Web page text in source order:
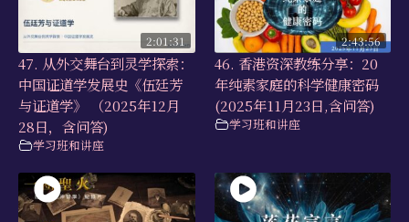
2:01:31
47. 从外交舞台到灵学探索：
中国证道学发展史《伍廷芳
与证道学》 （2025年12月
28日，含问答)
学习班和讲座
2:43:56
46. 香港资深教练分享：20
年纯素家庭的科学健康密码
(2025年11月23日,含问答)
学习班和讲座